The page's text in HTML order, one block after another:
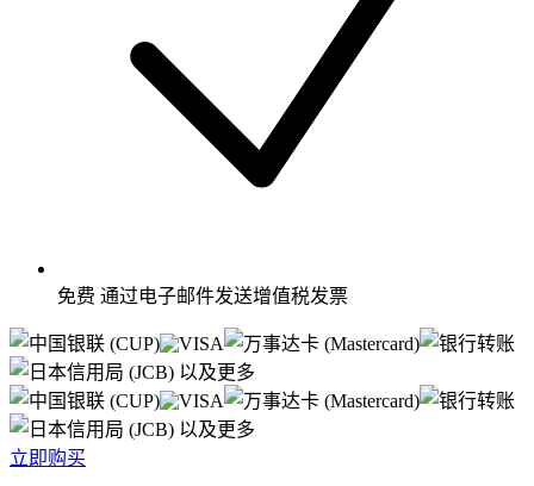
免费 通过电子邮件发送增值税发票
以及更多
以及更多
立即购买